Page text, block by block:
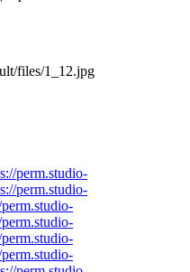
files/1_12.jpg
perm.studio-
perm.studio-